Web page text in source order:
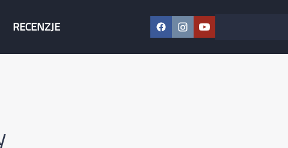
RECENZJE Facebook
Instagram
YouTube
Szukaj w serwisie